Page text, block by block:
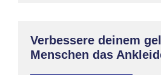
Verbessere deinem
Menschen das